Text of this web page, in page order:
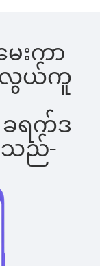
ေးကာ
လွယ်ကူ
ခရက်ဒ
သည်-